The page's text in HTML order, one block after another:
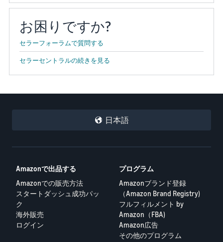
お困りですか?
セラーフォーラムで質問する
セラーセントラルの続きを見る
日本語
Amazonで出品する
Amazonでの販売方法
スタートダッシュ成功パッ
ク
海外販売
ログイン
プログラム
Amazonブランド登録
（Amazon Brand Registry)
フルフィルメント by
Amazon（FBA)
Amazon広告
その他のプログラム